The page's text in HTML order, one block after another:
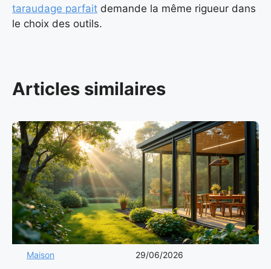
taraudage parfait demande la même rigueur dans
le choix des outils.
Articles similaires
Maison 29/06/2026